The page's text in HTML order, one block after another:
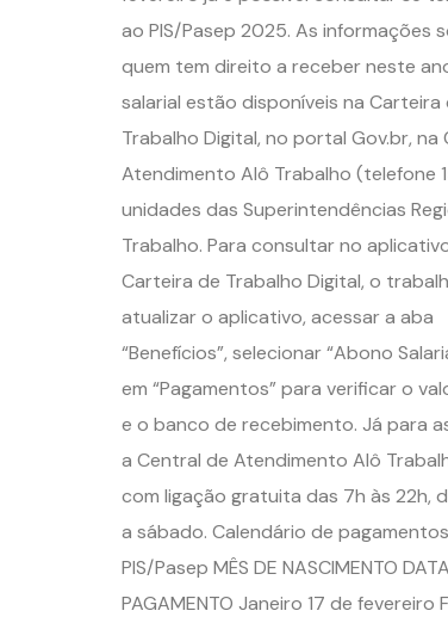
ao PIS/Pasep 2025. As informações
quem tem direito a receber neste
salarial estão disponíveis na Carteira
Trabalho Digital, no portal Gov.br, na
Atendimento Alô Trabalho (telefone
unidades das Superintendências
Trabalho. Para consultar no
Carteira de Trabalho Digital, o
atualizar o aplicativo, acessar a aba
“Benefícios”, selecionar “Abono
em “Pagamentos” para verificar o
e o banco de recebimento. Já para
a Central de Atendimento Alô
com ligação gratuita das 7h às 22h,
a sábado. Calendário de
PIS/Pasep MÊS DE NASCIMENTO
PAGAMENTO Janeiro 17 de fevereiro